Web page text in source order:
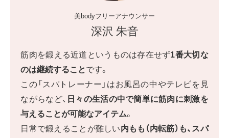
美bodyフリーアナウンサー
深沢 朱音
筋肉を鍛える近道というものは存在せず1番大切な
のは継続することです。
この「スパトレーナー」はお風呂の中やテレビを見
ながらなど、 日々の生活の中で簡単に筋肉に刺激を
与えることが可能なアイテム。
日常で鍛えることが難しい内もも（内転筋）も、スパ